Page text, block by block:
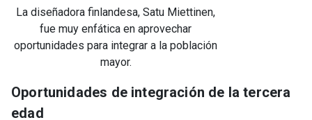
en aprovechar
oportunidades
para integrar a
Oportunidades de integración de la tercera